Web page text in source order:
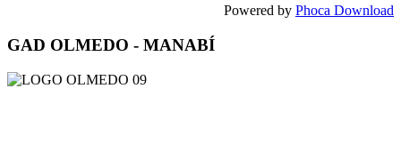
Powered by Phoca Download
GAD OLMEDO - MANABÍ